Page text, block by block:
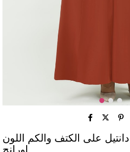
دانتيل على الكتف والكم اللون